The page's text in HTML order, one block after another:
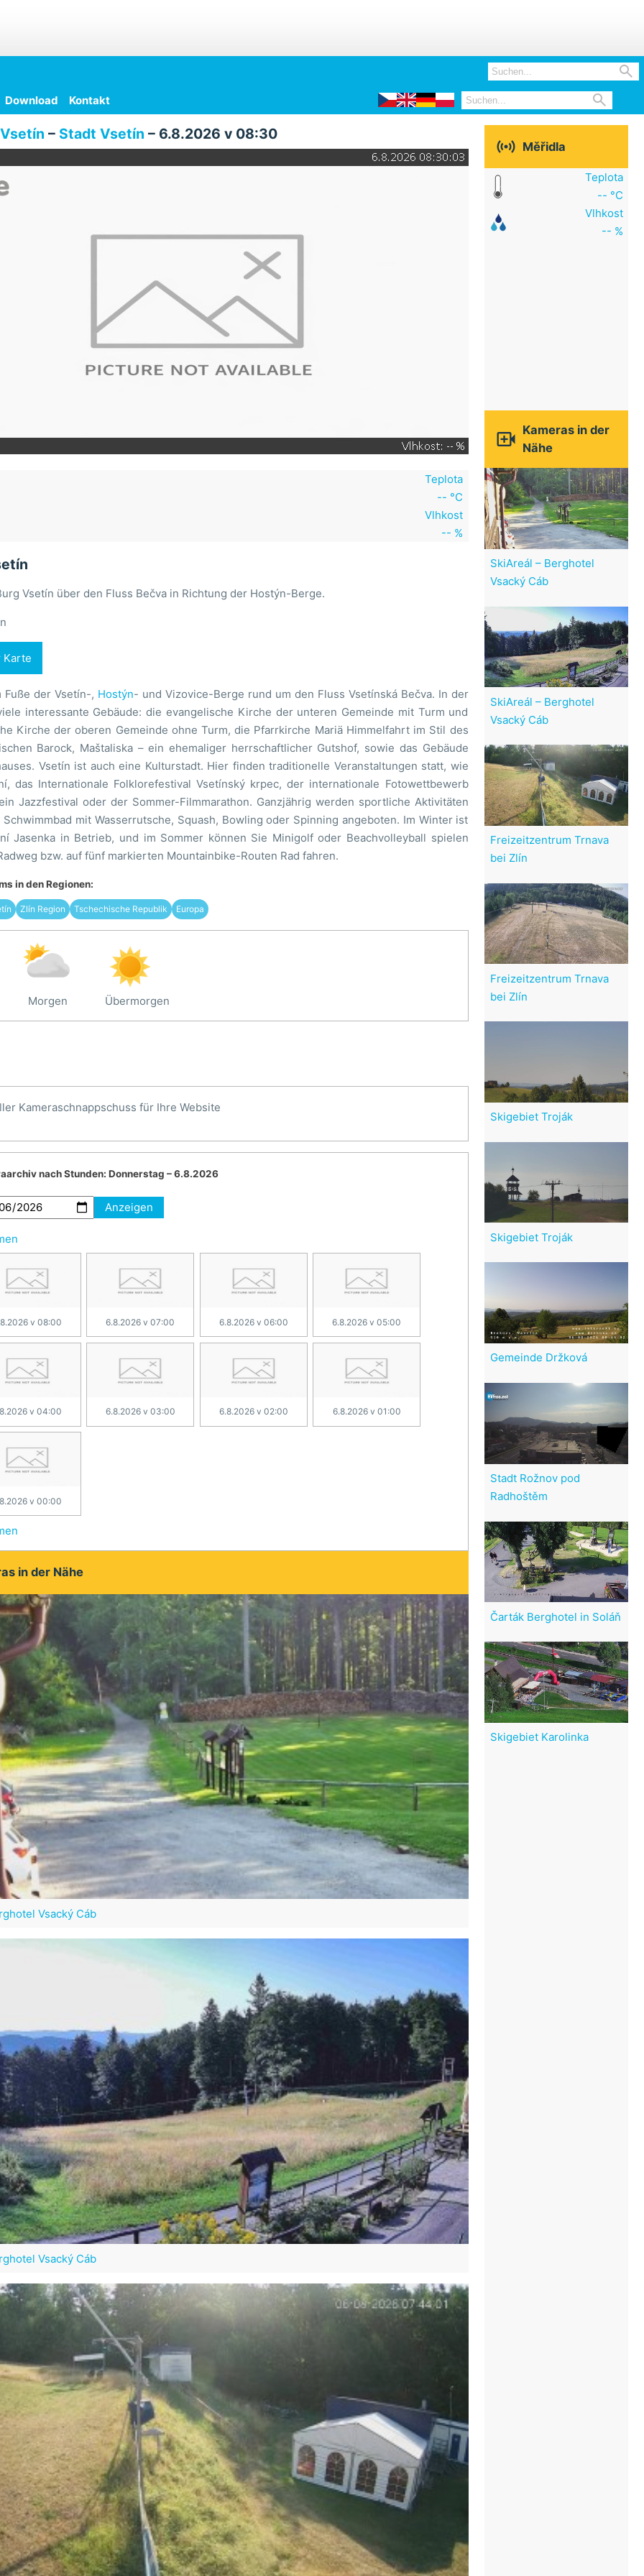

Download Kontakt 
Vsetín – Stadt Vsetín – 6.8.2026 v 08:30
Teplota
-- °C
Vlhkost
-- %
Vsetín über den Fluss Bečva in Richtung der Hostýn-Berge.
Karte
Fuße der Vsetín-, Hostýn- und Vizovice-Berge rund um den Fluss Vsetínská Bečva. In der
interessante Gebäude: die evangelische Kirche der unteren Gemeinde mit Turm und
Kirche der oberen Gemeinde ohne Turm, die Pfarrkirche Mariä Himmelfahrt im Stil des
Barock, Maštaliska – ein ehemaliger herrschaftlicher Gutshof, sowie das Gebäude
Vsetín ist auch eine Kulturstadt. Hier finden traditionelle Veranstaltungen statt, wie
das Internationale Folklorefestival Vsetínský krpec, der internationale Fotowettbewerb
Jazzfestival oder der Sommer-Filmmarathon. Ganzjährig werden sportliche Aktivitäten
mit Wasserrutsche, Squash, Bowling oder Spinning angeboten. Im Winter ist
Jasenka in Betrieb, und im Sommer können Sie Minigolf oder Beachvolleyball spielen
bzw. auf fünf markierten Mountainbike-Routen Rad fahren.
in den Regionen:
Zlín Region Tschechische Republik Europa
Morgen Übermorgen
Kameraschnappschuss für Ihre Website
nach Stunden: Donnerstag – 6.8.2026
Anzeigen
v 08:00 6.8.2026 v 07:00 6.8.2026 v 06:00 6.8.2026 v 05:00
v 04:00 6.8.2026 v 03:00 6.8.2026 v 02:00 6.8.2026 v 01:00
v 00:00
in der Nähe
Vsacký Cáb
Vsacký Cáb
 Měřidla
Teplota
-- °C
Vlhkost
-- %
 Kameras in der
Nähe
SkiAreál – Berghotel
Vsacký Cáb
SkiAreál – Berghotel
Vsacký Cáb
Freizeitzentrum Trnava
bei Zlín
Freizeitzentrum Trnava
bei Zlín
Skigebiet Troják
Skigebiet Troják
Gemeinde Držková
Stadt Rožnov pod
Radhoštěm
Čarták Berghotel in Soláň
Skigebiet Karolinka